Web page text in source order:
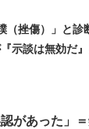
（挫傷）」と
示談は無効だ
があった」